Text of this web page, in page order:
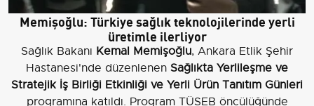
Memişoğlu: Türkiye sağlık teknolojilerinde yerli
üretimle ilerliyor
Sağlık Bakanı Kemal Memişoğlu, Ankara Etlik Şehir
Hastanesi'nde düzenlenen Sağlıkta Yerlileşme ve
Stratejik İş Birliği Etkinliği ve Yerli Ürün Tanıtım Günleri
programına katıldı. Program TÜSEB öncülüğünde